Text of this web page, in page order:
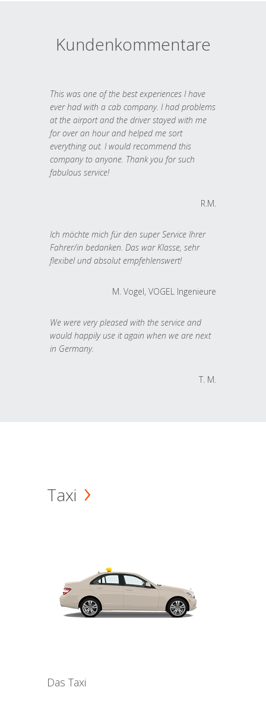
Kundenkommentare
This was one of the best experiences I have
ever had with a cab company. I had problems
at the airport and the driver stayed with me
for over an hour and helped me sort
everything out. I would recommend this
company to anyone. Thank you for such
fabulous service!
R.M.
Ich möchte mich für den super Service Ihrer
Fahrer/in bedanken. Das war Klasse, sehr
flexibel und absolut empfehlenswert!
M. Vogel, VOGEL Ingenieure
We were very pleased with the service and
would happily use it again when we are next
in Germany.
T. M.
Taxi
Das Taxi